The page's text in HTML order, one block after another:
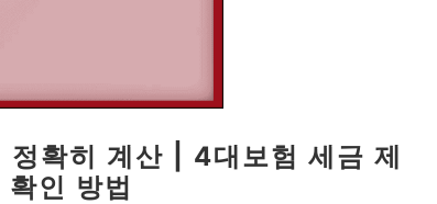
확히 계산 | 4대보험 세금 제
인 방법